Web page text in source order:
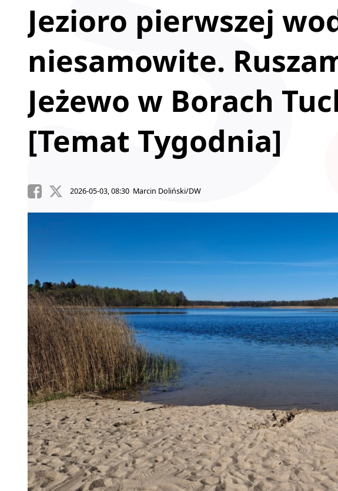
Jezioro pierwszej
niesamowite.
Jeżewo w Borach
[Temat Tygodnia]
2026-05-03, 08:30 Marcin Doliński/DW